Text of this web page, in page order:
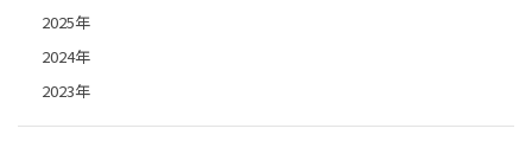
2025年
2024年
2023年